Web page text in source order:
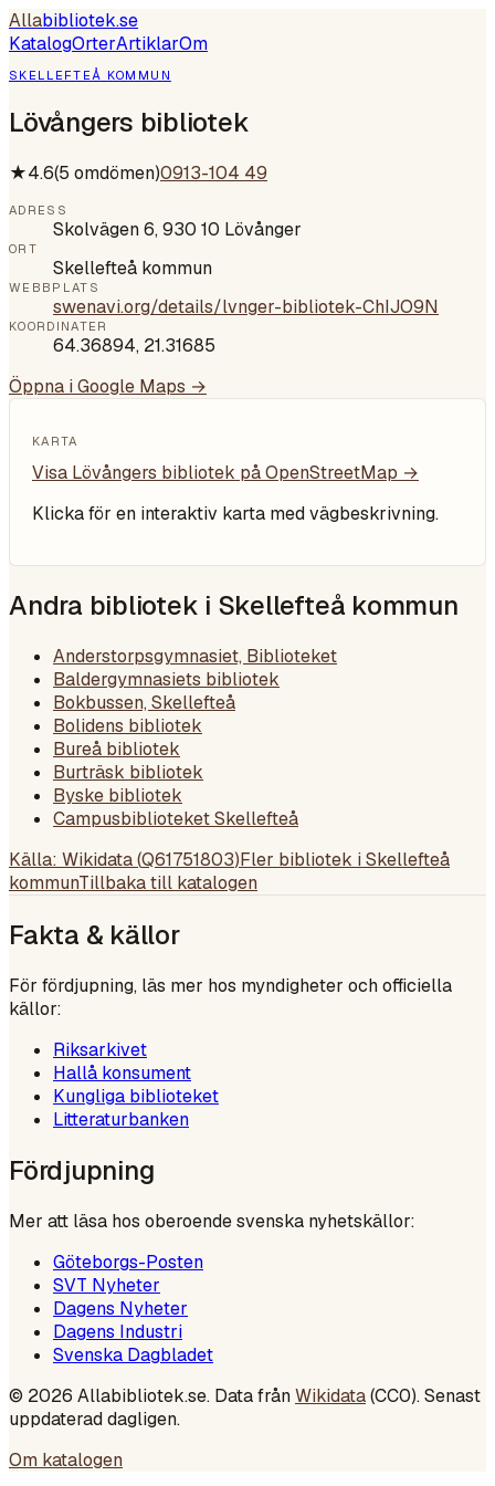
Allabibliotek.se
KatalogOrterArtiklarOm
SKELLEFTEÅ KOMMUN
Lövångers bibliotek
★4.6(5 omdömen)0913-104 49
ADRESS
Skolvägen 6, 930 10 Lövånger
ORT
Skellefteå kommun
WEBBPLATS
swenavi.org/details/lvnger-bibliotek-ChIJO9N
KOORDINATER
64.36894, 21.31685
Öppna i Google Maps →
KARTA
Visa Lövångers bibliotek på OpenStreetMap →
Klicka för en interaktiv karta med vägbeskrivning.
Andra bibliotek i Skellefteå kommun
Anderstorpsgymnasiet, Biblioteket
Baldergymnasiets bibliotek
Bokbussen, Skellefteå
Bolidens bibliotek
Bureå bibliotek
Burträsk bibliotek
Byske bibliotek
Campusbiblioteket Skellefteå
Källa: Wikidata (Q61751803)Fler bibliotek i Skellefteå
kommunTillbaka till katalogen
Fakta & källor
För fördjupning, läs mer hos myndigheter och officiella
källor:
Riksarkivet
Hallå konsument
Kungliga biblioteket
Litteraturbanken
Fördjupning
Mer att läsa hos oberoende svenska nyhetskällor:
Göteborgs-Posten
SVT Nyheter
Dagens Nyheter
Dagens Industri
Svenska Dagbladet
© 2026 Allabibliotek.se. Data frånWikidata(CC0). Senast
uppdaterad dagligen.
Om katalogen